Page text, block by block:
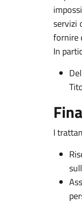
servizi
fornire
In
I